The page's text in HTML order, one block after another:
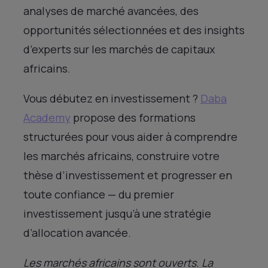
analyses de marché avancées, des
opportunités sélectionnées et des insights
d’experts sur les marchés de capitaux
africains.
Vous débutez en investissement ? Daba
Academy propose des formations
structurées pour vous aider à comprendre
les marchés africains, construire votre
thèse d’investissement et progresser en
toute confiance — du premier
investissement jusqu’à une stratégie
d’allocation avancée.
Les marchés africains sont ouverts. La